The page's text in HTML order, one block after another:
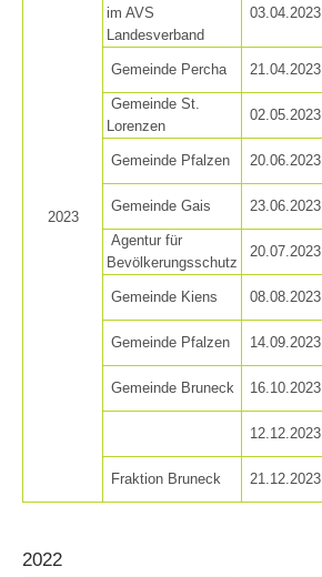
Procédure d'alarme
2023
im AVS
Landesverband
03.04.2023
Gemeinde Percha 21.04.2023
Gemeinde St.
Lorenzen
02.05.2023
Gemeinde Pfalzen 20.06.2023
Gemeinde Gais 23.06.2023
Agentur für
Bevölkerungsschutz
20.07.2023
Gemeinde Kiens 08.08.2023
Gemeinde Pfalzen 14.09.2023
Gemeinde Bruneck 16.10.2023
12.12.2023
Fraktion Bruneck 21.12.2023
2022